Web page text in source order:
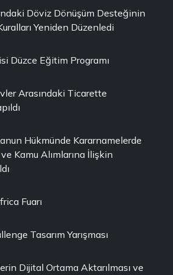
Döviz Dönüşüm Desteğinin
Yeniden Düzenledi
Düzce Eğitim Programı
Arasındaki Ticarette
Hükmünde Kararnamelerde
Kamu Alımlarına İlişkin
Fuarı
Tasarım Yarışması
Dijital Ortama Aktarılması ve